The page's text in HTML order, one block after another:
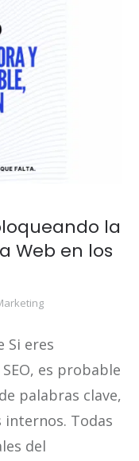
la
Web en los
Si eres
es probable
palabras clave,
internos. Todas
del